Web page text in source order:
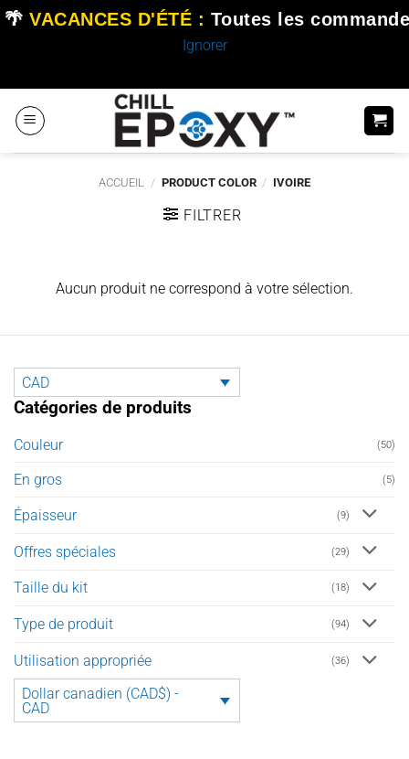
🌴 VACANCES D'ÉTÉ : Toutes les
Ignorer
au
contenu
ACCUEIL / PRODUCT COLOR / IVOIRE
FILTRER
Aucun produit ne correspond à votre sélection.
CAD
Catégories de produits
Couleur (50)
En gros (5)
Épaisseur (9)
Offres spéciales (29)
Taille du kit (18)
Type de produit (94)
Utilisation appropriée (36)
Dollar canadien (CAD$) -
CAD